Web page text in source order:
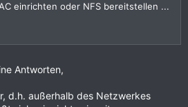
einrichten oder NFS bereitstellen ...
Antworten,
d.h. außerhalb des Netzwerkes